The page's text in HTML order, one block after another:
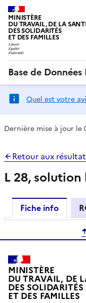
MINISTÈRE
DU TRAVAIL, DE LA
DES SOLIDARITÉS
ET DES FAMILLES
Base de
Quel est votre
Dernière mise à jour le
Retour aux
L 28,
Fiche info
MINISTÈRE
DU TRAVAIL, DE
DES SOLIDARITÉS
ET DES FAMILLES